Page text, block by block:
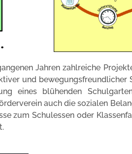
Jahren zahlreiche
und bewegungsfreundlicher
eines blühenden
auch die sozialen
zum Schulessen oder